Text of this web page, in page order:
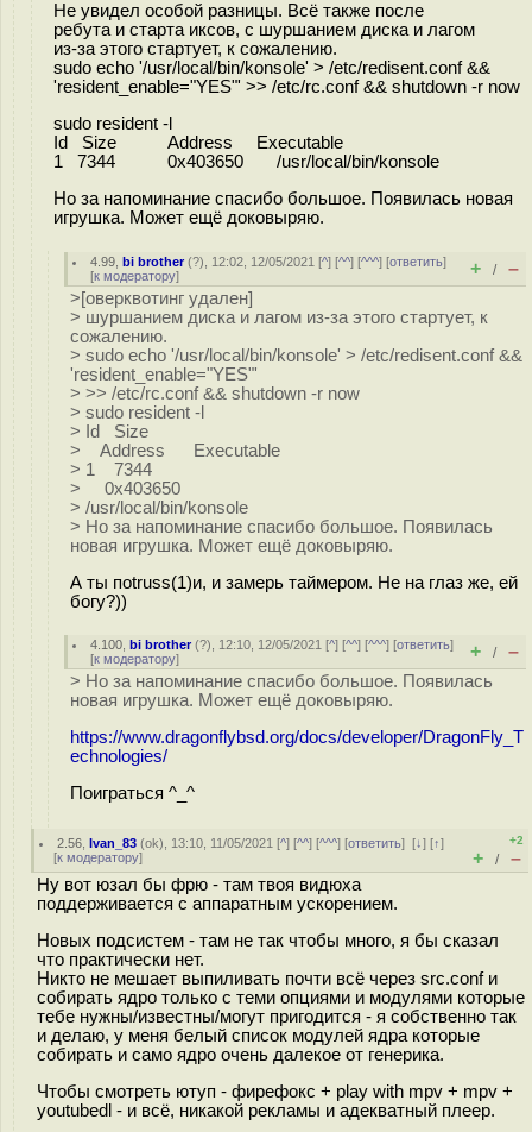
Не увидел особой разницы. Всё также после
ребута и старта иксов, с шуршанием диска и лагом
из-за этого стартует, к сожалению.
sudo echo '/usr/local/bin/konsole' > /etc/redisent.conf &&
'resident_enable="YES"' >> /etc/rc.conf && shutdown -r now
sudo resident -l
Id Size Address Executable
1 7344 0x403650 /usr/local/bin/konsole
Но за напоминание спасибо большое. Появилась новая
игрушка. Может ещё доковыряю.
4.99 ,bi brother(?), 12:02, 12/05/2021 [^] [^^] [^^^] [ответить]
[к модератору] + / –
>[оверквотинг удален]
> шуршанием диска и лагом из-за этого стартует, к
сожалению.
> sudo echo '/usr/local/bin/konsole' > /etc/redisent.conf &&
'resident_enable="YES"'
> >> /etc/rc.conf && shutdown -r now
> sudo resident -l
> Id Size
> Address Executable
> 1 7344
> 0x403650
> /usr/local/bin/konsole
> Но за напоминание спасибо большое. Появилась
новая игрушка. Может ещё доковыряю.
А ты поtruss(1)и, и замерь таймером. Не на глаз же, ей
богу?))
4.100 ,bi brother(?), 12:10, 12/05/2021 [^] [^^] [^^^] [ответить]
[к модератору] + / –
> Но за напоминание спасибо большое. Появилась
новая игрушка. Может ещё доковыряю.
https://www.dragonflybsd.org/docs/developer/DragonFly_T
echnologies/
Поиграться ^_^
2.56 ,Ivan_83 (ok), 13:10, 11/05/2021 [^] [^^] [^^^] [ответить][↓] [↑]
[к модератору]
+2
+ / –
Ну вот юзал бы фрю - там твоя видюха
поддерживается с аппаратным ускорением.
Новых подсистем - там не так чтобы много, я бы сказал
что практически нет.
Никто не мешает выпиливать почти всё через src.conf и
собирать ядро только с теми опциями и модулями которые
тебе нужны/известны/могут пригодится - я собственно так
и делаю, у меня белый список модулей ядра которые
собирать и само ядро очень далекое от генерика.
Чтобы смотреть ютуп - фирефокс + play with mpv + mpv +
youtubedl - и всё, никакой рекламы и адекватный плеер.